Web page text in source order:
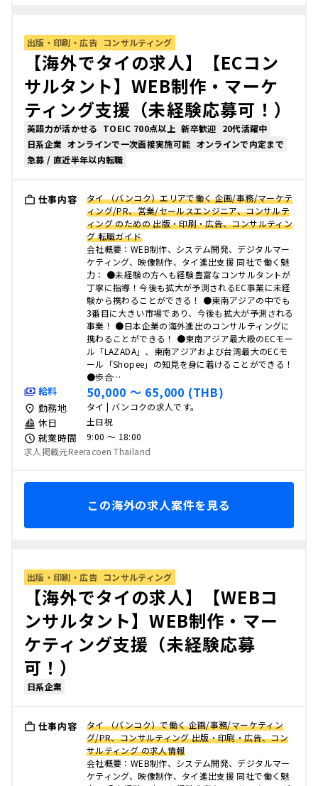
出版・印刷・広告 コンサルティング
【海外でタイの求人】【ECコン
サルタント】WEB制作・マーケ
ティング支援（未経験応募可！）
英語力が活かせる TOEIC 700点以上 新卒歓迎 20代活躍中
日系企業 オンラインで一次面接実施可能 オンラインで内定まで
急募 / 直近半年以内転職
仕事内容
タイ （バンコク）エリアで働く 企画/事務/マーケテ
ィング/PR、営業/セールスエンジニア、コンサルテ
ィング のための 出版・印刷・広告、コンサルティン
グ 転職ガイド
会社概要：WEB制作、システム開発、デジタルマー
ケティング、映像制作、タイ進出支援 同社で働く魅
力： ●未経験の方へも経験豊富なコンサルタントが
丁寧に指導！今後も拡大が予測されるEC事業に未経
験から携わることができる！ ●東南アジアの中でも
3番目に大きい市場であり、今後も拡大が予測される
事業！ ●日本企業の海外進出のコンサルティングに
携わることができる！ ●東南アジア最大級のECモー
ル「LAZADA」、東南アジアおよび台湾最大のECモ
ール「Shopee」の知見を身に着けることができる！
●歩合…
給料 50,000 〜 65,000 (THB)
勤務地 タイ | バンコクの求人です。
休日 土日祝
就業時間
9:00 〜 18:00
求人掲載元Reeracoen Thailand
この海外の求人案件を見る
出版・印刷・広告 コンサルティング
【海外でタイの求人】【WEBコ
ンサルタント】WEB制作・マー
ケティング支援（未経験応募
可！）
日系企業
仕事内容
タイ （バンコク）で働く 企画/事務/マーケティン
グ/PR、コンサルティング 出版・印刷・広告、コン
サルティング の求人情報
会社概要：WEB制作、システム開発、デジタルマー
ケティング、映像制作、タイ進出支援 同社で働く魅